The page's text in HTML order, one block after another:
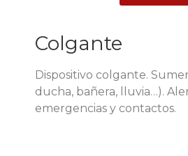
Colgante
Dispositivo colgante.
ducha, bañera, lluvia…).
emergencias y contactos.